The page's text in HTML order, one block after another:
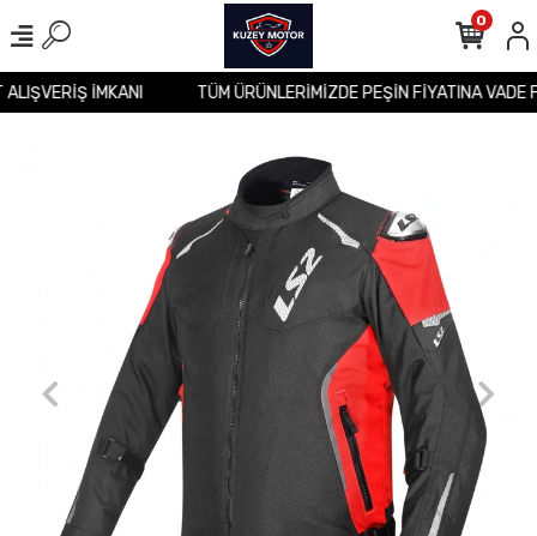
ALIŞVERİŞ İMKANI TÜM ÜRÜNLERİMİZDE PEŞİN FİYATINA
0